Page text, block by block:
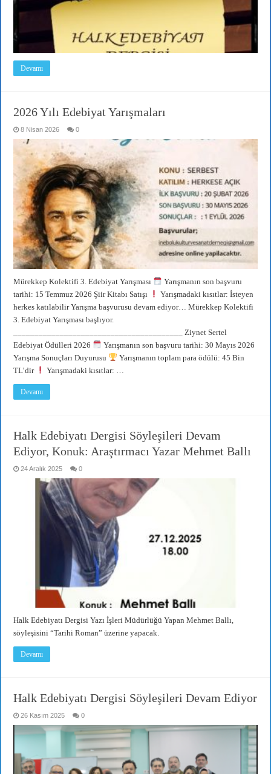
Devamı
2026 Yılı Edebiyat Yarışmaları
8 Nisan 2026 0
Mürekkep Kolektifi 3. Edebiyat Yarışması
Yarışmanın son başvuru
tarihi: 15 Temmuz 2026 Şiir Kitabı Satışı
Yarışmadaki kısıtlar: İsteyen
herkes katılabilir Yarışma başvurusu devam ediyor… Mürekkep Kolektifi
3. Edebiyat Yarışması başlıyor.
________________________________________ Ziynet Sertel
Edebiyat Ödülleri 2026
Yarışmanın son başvuru tarihi: 30 Mayıs 2026
Yarışma Sonuçları Duyurusu
Yarışmanın toplam para ödülü: 45 Bin
TL’dir
Yarışmadaki kısıtlar: …
Devamı
Halk Edebiyatı Dergisi Söyleşileri Devam
Ediyor, Konuk: Araştırmacı Yazar Mehmet Ballı
24 Aralık 2025 0
Halk Edebiyatı Dergisi Yazı İşleri Müdürlüğü Yapan Mehmet Ballı,
söyleşisini “Tarihi Roman” üzerine yapacak.
Devamı
Halk Edebiyatı Dergisi Söyleşileri Devam Ediyor
26 Kasım 2025 0